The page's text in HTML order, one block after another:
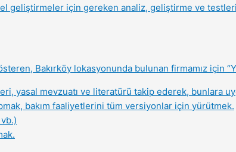
geliştirmeler için gereken analiz, geliştirme ve
Bakırköy lokasyonunda bulunan firmamız için
yasal mevzuatı ve literatürü takip ederek, bunlara
bakım faaliyetlerini tüm versiyonlar için yürütmek.